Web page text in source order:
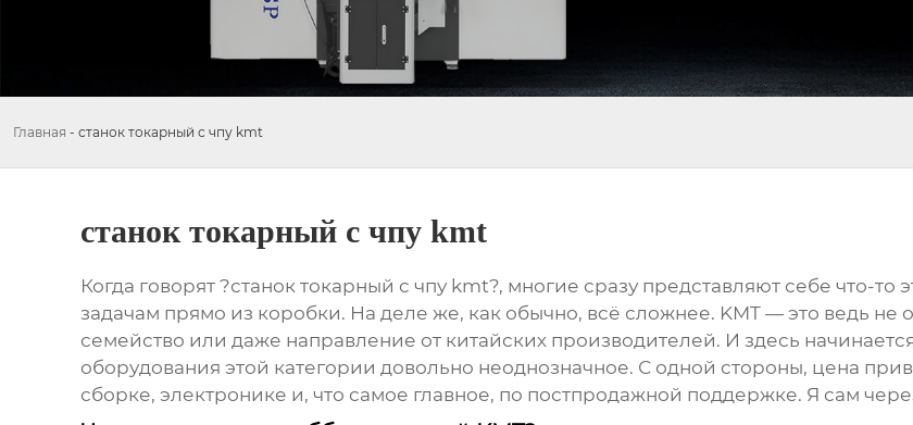
Главная - станок токарный с чпу kmt
станок токарный с чпу kmt
Когда говорят ?станок токарный с чпу kmt?, многие сразу представляют себе что-
задачам прямо из коробки. На деле же, как обычно, всё сложнее. KMT — это ведь не
семейство или даже направление от китайских производителей. И здесь
оборудования этой категории довольно неоднозначное. С одной стороны, цена
сборке, электронике и, что самое главное, по постпродажной поддержке. Я сам